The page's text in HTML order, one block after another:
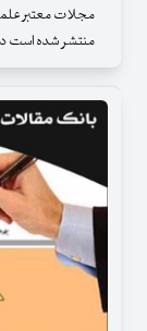
مجلات معتبر
منتشر شده است